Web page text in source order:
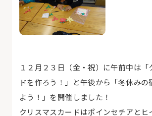
１２月２３日（金・祝）に午前中は「
ドを作ろう！」と午後から「冬休みの
よう！」を開催しました！
クリスマスカードはポインセチアとヒ